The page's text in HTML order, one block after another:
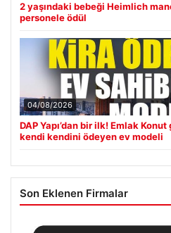
2 yaşındaki bebeği Heimlich
personele ödül
04/08/2026
DAP Yapı’dan bir ilk! Emlak
kendi kendini ödeyen ev modeli
Son Eklenen Firmalar